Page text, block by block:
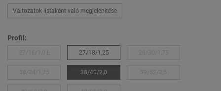
Változatok listaként való megjelenítése
Profil:
27/18/1,25
38/40/2,0